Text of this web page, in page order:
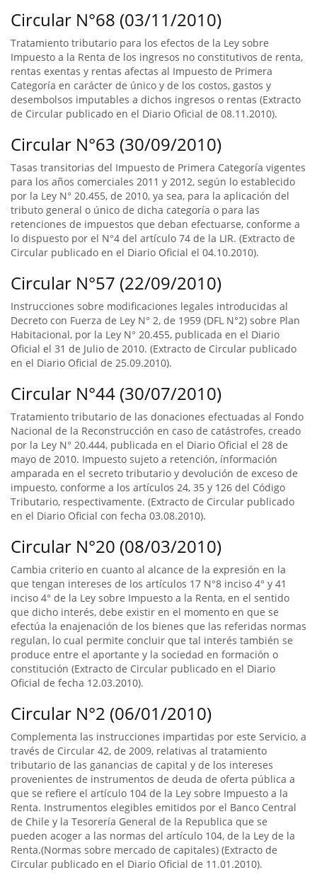
Circular N°68 (03/11/2010)
Tratamiento tributario para los efectos de la Ley sobre
Impuesto a la Renta de los ingresos no constitutivos de renta,
rentas exentas y rentas afectas al Impuesto de Primera
Categoría en carácter de único y de los costos, gastos y
desembolsos imputables a dichos ingresos o rentas (Extracto
de Circular publicado en el Diario Oficial de 08.11.2010).
Circular N°63 (30/09/2010)
Tasas transitorias del Impuesto de Primera Categoría vigentes
para los años comerciales 2011 y 2012, según lo establecido
por la Ley N° 20.455, de 2010, ya sea, para la aplicación del
tributo general o único de dicha categoría o para las
retenciones de impuestos que deban efectuarse, conforme a
lo dispuesto por el N°4 del artículo 74 de la LIR. (Extracto de
Circular publicado en el Diario Oficial el 04.10.2010).
Circular N°57 (22/09/2010)
Instrucciones sobre modificaciones legales introducidas al
Decreto con Fuerza de Ley N° 2, de 1959 (DFL N°2) sobre Plan
Habitacional, por la Ley N° 20.455, publicada en el Diario
Oficial el 31 de Julio de 2010. (Extracto de Circular publicado
en el Diario Oficial de 25.09.2010).
Circular N°44 (30/07/2010)
Tratamiento tributario de las donaciones efectuadas al Fondo
Nacional de la Reconstrucción en caso de catástrofes, creado
por la Ley N° 20.444, publicada en el Diario Oficial el 28 de
mayo de 2010. Impuesto sujeto a retención, ínformación
amparada en el secreto tributario y devolución de exceso de
impuesto, conforme a los artículos 24, 35 y 126 del Código
Tributario, respectivamente. (Extracto de Circular publicado
en el Diario Oficial con fecha 03.08.2010).
Circular N°20 (08/03/2010)
Cambia criterio en cuanto al alcance de la expresión en la
que tengan intereses de los artículos 17 N°8 inciso 4° y 41
inciso 4° de la Ley sobre Impuesto a la Renta, en el sentido
que dicho interés, debe existir en el momento en que se
efectúa la enajenación de los bienes que las referidas normas
regulan, lo cual permite concluir que tal interés también se
produce entre el aportante y la sociedad en formación o
constitución (Extracto de Circular publicado en el Diario
Oficial de fecha 12.03.2010).
Circular N°2 (06/01/2010)
Complementa las instrucciones impartidas por este Servicio, a
través de Circular 42, de 2009, relativas al tratamiento
tributario de las ganancias de capital y de los intereses
provenientes de instrumentos de deuda de oferta pública a
que se refiere el artículo 104 de la Ley sobre Impuesto a la
Renta. Instrumentos elegibles emitidos por el Banco Central
de Chile y la Tesorería General de la Republica que se
pueden acoger a las normas del artículo 104, de la Ley de la
Renta.(Normas sobre mercado de capitales) (Extracto de
Circular publicado en el Diario Oficial de 11.01.2010).